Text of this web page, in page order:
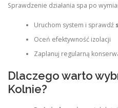
Sprawdzenie działania spa po
Uruchom system i sprawdź
Oceń efektywność izolacji
Zaplanuj regularną
Dlaczego warto
Kolnie?